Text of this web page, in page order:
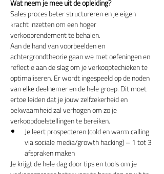
Wat neem je mee uit de opleiding?
Sales proces beter structureren en je eigen
kracht inzetten om een hoger
verkooprendement te behalen.
Aan de hand van voorbeelden en
achtergrondtheorie gaan we met oefeningen en
reflectie aan de slag om je verkooptechieken te
optimaliseren. Er wordt ingespeeld op de noden
van elke deelnemer en de hele groep. Dit moet
ertoe leiden dat je jouw zelfzekerheid en
bekwaamheid zal verhogen om zo je
verkoopdoelstellingen te bereiken.
​Je leert prospecteren (cold en warm calling
via sociale media/growth hacking) – 1 tot 3
afspraken maken
Je krijgt de hele dag door tips en tools om je